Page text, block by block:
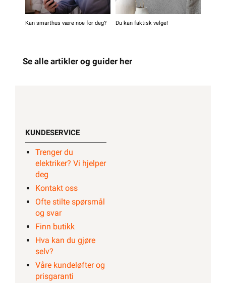
Kan smarthus være noe for deg? Du kan faktisk velge!
Se alle artikler og guider her
KUNDESERVICE
Trenger du
elektriker? Vi hjelper
deg
Kontakt oss
Ofte stilte spørsmål
og svar
Finn butikk
Hva kan du gjøre
selv?
Våre kundeløfter og
prisgaranti